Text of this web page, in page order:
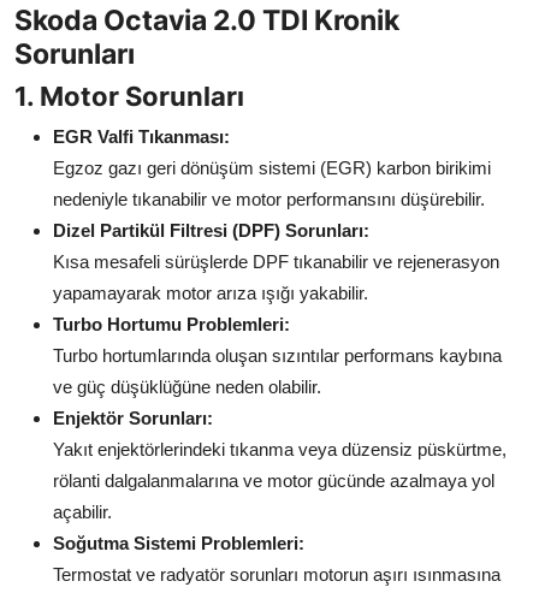
Skoda Octavia 2.0 TDI Kronik
Sorunları
1. Motor Sorunları
EGR Valfi Tıkanması:
Egzoz gazı geri dönüşüm sistemi (EGR) karbon birikimi
nedeniyle tıkanabilir ve motor performansını düşürebilir.
Dizel Partikül Filtresi (DPF) Sorunları:
Kısa mesafeli sürüşlerde DPF tıkanabilir ve rejenerasyon
yapamayarak motor arıza ışığı yakabilir.
Turbo Hortumu Problemleri:
Turbo hortumlarında oluşan sızıntılar performans kaybına
ve güç düşüklüğüne neden olabilir.
Enjektör Sorunları:
Yakıt enjektörlerindeki tıkanma veya düzensiz püskürtme,
rölanti dalgalanmalarına ve motor gücünde azalmaya yol
açabilir.
Soğutma Sistemi Problemleri:
Termostat ve radyatör sorunları motorun aşırı ısınmasına